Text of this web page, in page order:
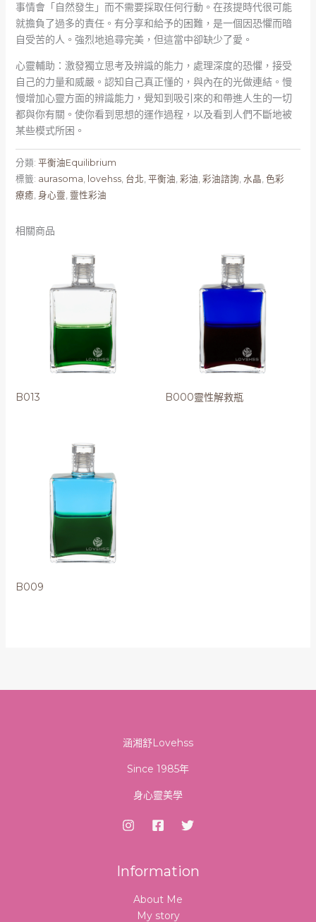
事情會「自然發生」而不需要採取任何行動。在孩提時代很可能
就擔負了過多的責任。有分享和給予的困難，是一個因恐懼而暗
自受苦的人。強烈地追尋完美，但這當中卻缺少了愛。
心靈輔助：激發獨立思考及辨識的能力，處理深度的恐懼，接受
自己的力量和威嚴。認知自己真正懂的，與內在的光做連結。慢
慢增加心靈方面的辨識能力，覺知到吸引來的和帶進人生的一切
都與你有關。使你看到思想的運作過程，以及看到人們不斷地被
某些模式所困。
分類: 平衡油Equilibrium
標籤: aurasoma lovehss, 台北 平衡油 彩油 彩油諮詢 水晶 色彩
療癒 身心靈 靈性彩油
相關商品
B013 B000靈性解救瓶
B009
涵湘舒Lovehss
Since 1985年
身心靈美學
Information
About Me
My story